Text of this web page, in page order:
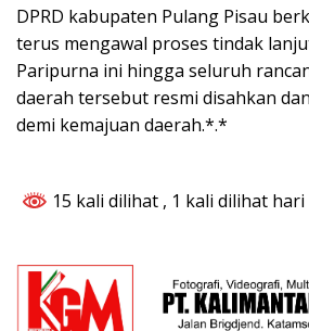
DPRD kabupaten Pulang Pisau
terus mengawal proses tindak
Paripurna ini hingga seluruh
daerah tersebut resmi disahkan
demi kemajuan daerah.*.*
15 kali dilihat , 1 kali dilihat hari